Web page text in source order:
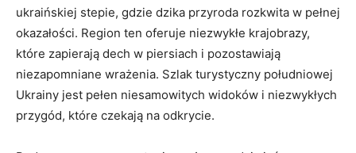
ukraińskiej stepie, gdzie dzika przyroda rozkwita w pełnej
okazałości. Region ten oferuje niezwykłe krajobrazy,
które zapierają dech w piersiach i pozostawiają
niezapomniane wrażenia. Szlak turystyczny południowej
Ukrainy jest pełen niesamowitych widoków i niezwykłych
przygód, które czekają na odkrycie.